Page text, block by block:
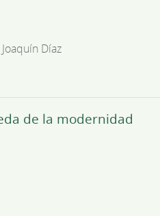
Díaz
de la modernidad